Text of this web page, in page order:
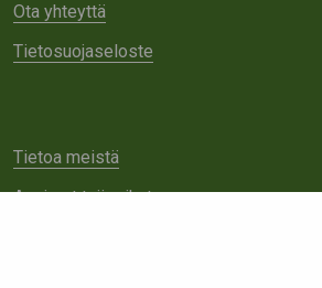
Ota yhteyttä
Tietosuojaseloste
Tietoa meistä
Avoimet työpaikat